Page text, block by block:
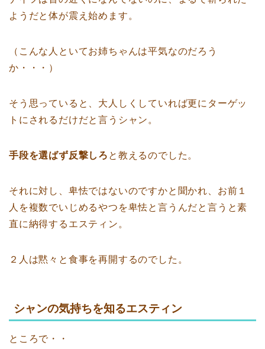
ようだと体が震え始めます。
（こんな人といてお姉ちゃんは平気なのだろう
か・・・）
そう思っていると、大人しくしていれば更にターゲッ
トにされるだけだと言うシャン。
手段を選ばず反撃しろ と教えるのでした。
それに対し、卑怯ではないのですかと聞かれ、お前１
人を複数でいじめるやつを卑怯と言うんだと言うと素
直に納得するエスティン。
２人は黙々と食事を再開するのでした。
シャンの気持ちを知るエスティン
ところで・・